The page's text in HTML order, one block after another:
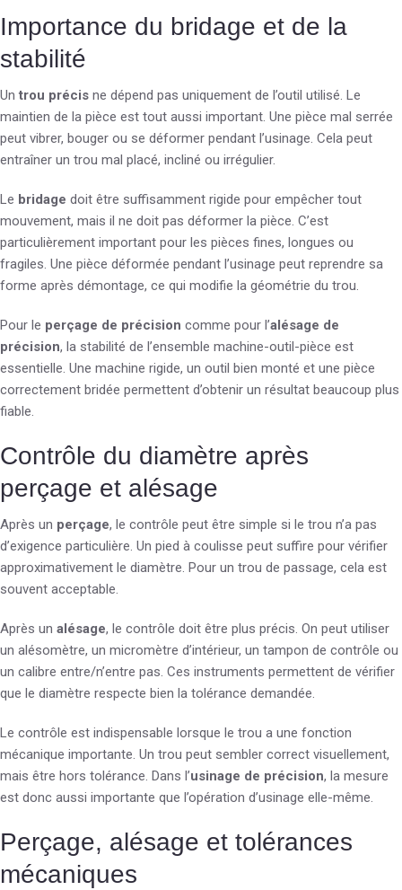
Importance du bridage et de la
stabilité
Un trou précis ne dépend pas uniquement de l’outil utilisé. Le
maintien de la pièce est tout aussi important. Une pièce mal serrée
peut vibrer, bouger ou se déformer pendant l’usinage. Cela peut
entraîner un trou mal placé, incliné ou irrégulier.
Le bridage doit être suffisamment rigide pour empêcher tout
mouvement, mais il ne doit pas déformer la pièce. C’est
particulièrement important pour les pièces fines, longues ou
fragiles. Une pièce déformée pendant l’usinage peut reprendre sa
forme après démontage, ce qui modifie la géométrie du trou.
Pour le perçage de précision comme pour l’alésage de
précision, la stabilité de l’ensemble machine-outil-pièce est
essentielle. Une machine rigide, un outil bien monté et une pièce
correctement bridée permettent d’obtenir un résultat beaucoup plus
fiable.
Contrôle du diamètre après
perçage et alésage
Après un perçage, le contrôle peut être simple si le trou n’a pas
d’exigence particulière. Un pied à coulisse peut suffire pour vérifier
approximativement le diamètre. Pour un trou de passage, cela est
souvent acceptable.
Après un alésage, le contrôle doit être plus précis. On peut utiliser
un alésomètre, un micromètre d’intérieur, un tampon de contrôle ou
un calibre entre/n’entre pas. Ces instruments permettent de vérifier
que le diamètre respecte bien la tolérance demandée.
Le contrôle est indispensable lorsque le trou a une fonction
mécanique importante. Un trou peut sembler correct visuellement,
mais être hors tolérance. Dans l’usinage de précision, la mesure
est donc aussi importante que l’opération d’usinage elle-même.
Perçage, alésage et tolérances
mécaniques